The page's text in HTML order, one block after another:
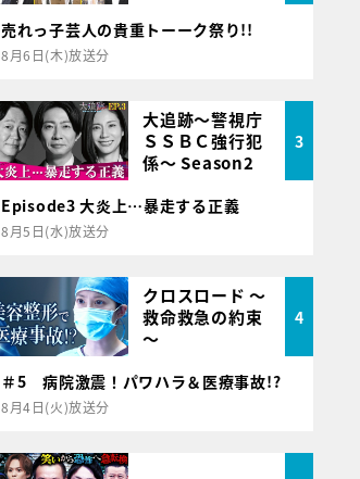
売れっ子芸人の貴重トーーク祭り!!
8月6日(木)放送分
大追跡～警視庁
ＳＳＢＣ強行犯
係～ Season2
3
Episode3 大炎上…暴走する正義
8月5日(水)放送分
クロスロード ～
救命救急の約束
～
4
＃5 病院激震！パワハラ＆医療事故!?
8月4日(火)放送分